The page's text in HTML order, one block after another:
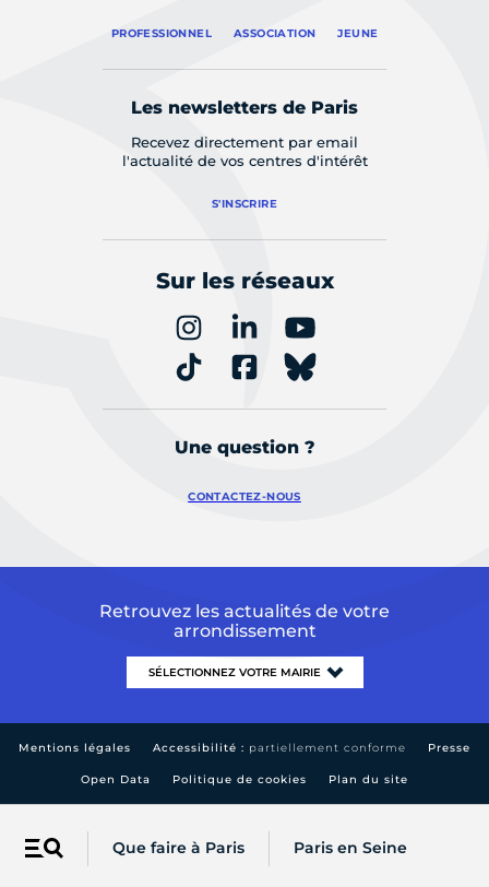
Menu Que faire à Paris Paris en Seine
PROFESSIONNEL ASSOCIATION JEUNE
Les newsletters de Paris
Recevez directement par email
l'actualité de vos centres d'intérêt
S'INSCRIRE
Sur les réseaux
Une question ?
CONTACTEZ-NOUS
Retrouvez les actualités de votre
arrondissement
Mentions légales Accessibilité : partiellement conforme Presse
Open Data Politique de cookies Plan du site